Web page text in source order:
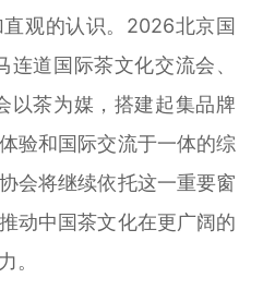
观的认识。2026北京国
道国际茶文化交流会、
以茶为媒，搭建起集品牌
验和国际交流于一体的综
会将继续依托这一重要窗
动中国茶文化在更广阔的
。